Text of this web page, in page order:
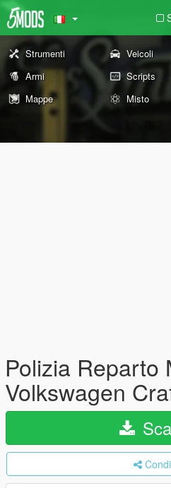
Strumenti Veicoli
Armi
Scripts
Mappe
Misto
Polizia Reparto
Volkswagen